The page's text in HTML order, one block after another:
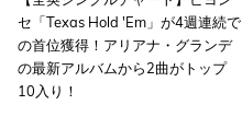
セ「Texas Hold 'Em」が4週連続で
の首位獲得！アリアナ・グランデ
の最新アルバムから2曲がトップ
10入り！